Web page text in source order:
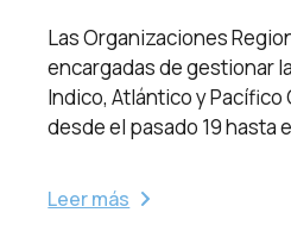
Las Organizaciones
encargadas de gestionar
Indico, Atlántico y
desde el pasado 19 hasta
Leer más